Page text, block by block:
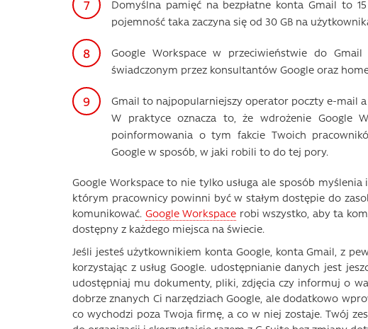
Domyślna pamięć na bezpłatne konta Gmail to
pojemność taka zaczyna się od 30 GB na
Google Workspace w przeciwieństwie do
świadczonym przez konsultantów Google oraz
Gmail to najpopularniejszy operator poczty e-mail
W praktyce oznacza to, że wdrożenie Google
poinformowania o tym fakcie Twoich
Google w sposób, w jaki robili to do tej pory.
Google Workspace to nie tylko usługa ale sposób
którym pracownicy powinni być w stałym dostępie do
komunikować. Google Workspace robi wszystko, aby ta
dostępny z każdego miejsca na świecie.
Jeśli jesteś użytkownikiem konta Google, konta Gmail, z
korzystając z usług Google. udostępnianie danych jest
udostępniaj mu dokumenty, pliki, zdjęcia czy informuj o
dobrze znanych Ci narzędziach Google, ale dodatkowo
co wychodzi poza Twoja firmę, a co w niej zostaje. Twój